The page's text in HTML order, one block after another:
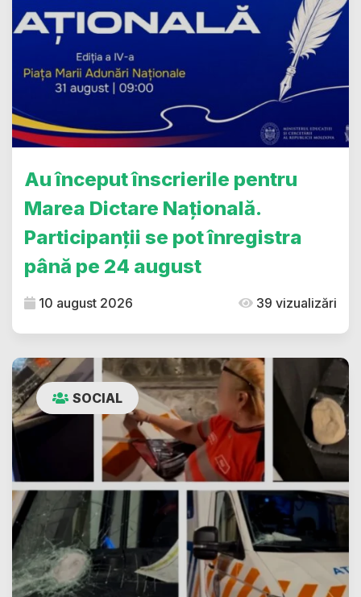
Au început înscrierile pentru
Marea Dictare Națională.
Participanții se pot înregistra
până pe 24 august
10 august 2026 39 vizualizări
SOCIAL